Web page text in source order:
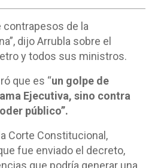
contrapesos de la
dijo Arrubla sobre el
y todos sus ministros.
que es “un golpe de
Ejecutiva, sino contra
público”.
Corte Constitucional,
fue enviado el decreto,
que podría generar una